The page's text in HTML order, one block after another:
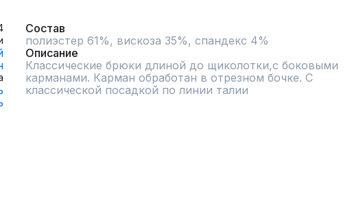
Состав
полиэстер 61%, вискоза 35%, спандекс 4%
Описание
Классические брюки длиной до щиколотки,с боковыми
карманами. Карман обработан в отрезном бочке. С
классической посадкой по линии талии